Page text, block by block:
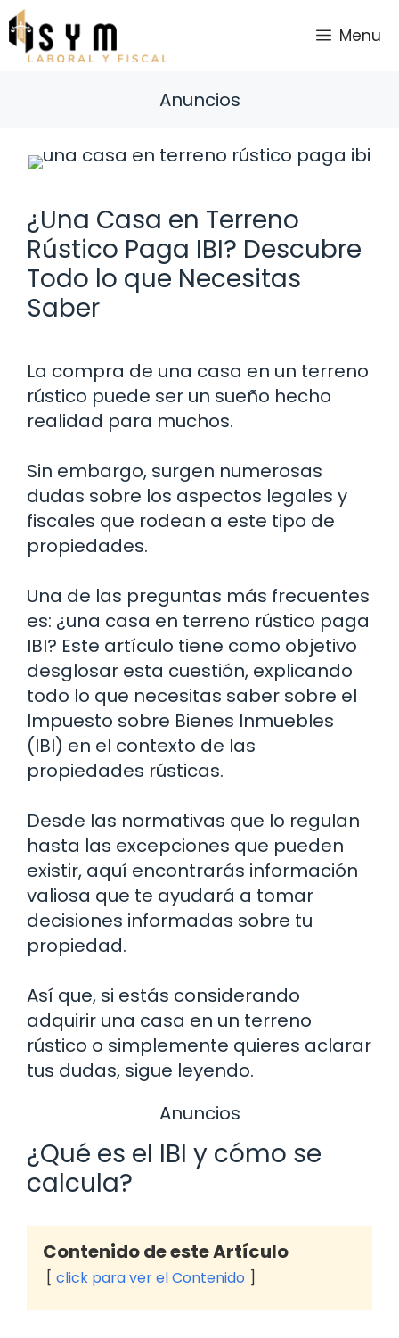
Saltar
al
contenido
Menu
Anuncios
¿Una Casa en Terreno
Rústico Paga IBI? Descubre
Todo lo que Necesitas
Saber
La compra de una casa en un terreno
rústico puede ser un sueño hecho
realidad para muchos.
Sin embargo, surgen numerosas
dudas sobre los aspectos legales y
fiscales que rodean a este tipo de
propiedades.
Una de las preguntas más frecuentes
es: ¿una casa en terreno rústico paga
IBI? Este artículo tiene como objetivo
desglosar esta cuestión, explicando
todo lo que necesitas saber sobre el
Impuesto sobre Bienes Inmuebles
(IBI) en el contexto de las
propiedades rústicas.
Desde las normativas que lo regulan
hasta las excepciones que pueden
existir, aquí encontrarás información
valiosa que te ayudará a tomar
decisiones informadas sobre tu
propiedad.
Así que, si estás considerando
adquirir una casa en un terreno
rústico o simplemente quieres aclarar
tus dudas, sigue leyendo.
Anuncios
¿Qué es el IBI y cómo se
calcula?
Contenido de este Artículo
click para ver el Contenido